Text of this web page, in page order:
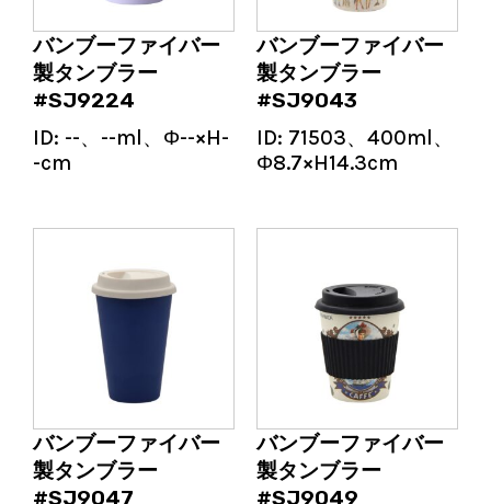
バンブーファイバー
製タンブラー
#SJ9224
ID: --、--ml、Φ--×H-
-cm
バンブーファイバー
製タンブラー
#SJ9043
ID: 71503、400ml、
Φ8.7×H14.3cm
バンブーファイバー
製タンブラー
#SJ9047
バンブーファイバー
製タンブラー
#SJ9049